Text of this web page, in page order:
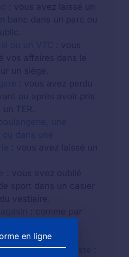
: vous avez laissé un
banc dans un parc ou
ou un VTC : vous
vos affaires dans le
un siège.
: vous avez perdu
ou après avoir pris
TER.
boulangerie, une
dans une
: vous avez laissé un
: vous avez oublié
sport dans un casier
vestiaire.
: comme par
d'unbureau de poste :
en ligne